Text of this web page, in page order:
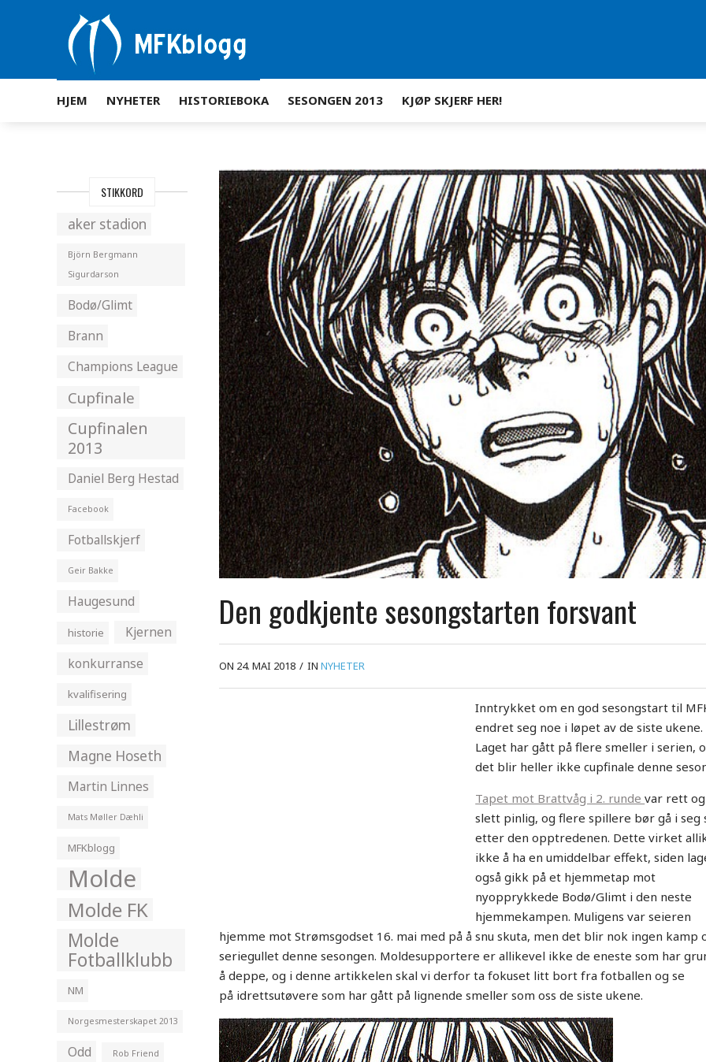
HJEM NYHETER HISTORIEBOKA SESONGEN 2013 KJØP SKJERF HER!
Den godkjente sesongstarten forsvant
ON 24. MAI 2018 / INNYHETER
Inntrykket om en god sesongstart til
endret seg noe i løpet av de siste ukene.
Laget har gått på flere smeller i serien,
det blir heller ikke cupfinale denne
Tapet mot Brattvåg i 2. rundevar rett og
slett pinlig, og flere spillere bør gå i seg
etter den opptredenen. Dette virket
ikke å ha en umiddelbar effekt, siden
også gikk på et hjemmetap mot
nyopprykkede Bodø/Glimt i den neste
hjemmekampen. Muligens var seieren
hjemme mot Strømsgodset 16. mai med på å snu skuta, men det blir nok ingen kamp
seriegullet denne sesongen. Moldesupportere er allikevel ikke de eneste som har
å deppe, og i denne artikkelen skal vi derfor ta fokuset litt bort fra fotballen og se
på idrettsutøvere som har gått på lignende smeller som oss de siste ukene.
STIKKORD
aker stadion
Björn Bergmann
Sigurdarson
Bodø/Glimt
Brann
Champions League
Cupfinale
Cupfinalen
2013
Daniel Berg Hestad
Facebook
Fotballskjerf
Geir Bakke
Haugesund
historie
Kjernen
konkurranse
kvalifisering
Lillestrøm
Magne Hoseth
Martin Linnes
Mats Møller Dæhli
MFKblogg
Molde
Molde FK
Molde
Fotballklubb
NM
Norgesmesterskapet 2013
Odd Rob Friend